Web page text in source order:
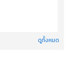
ดูทั้งหมด